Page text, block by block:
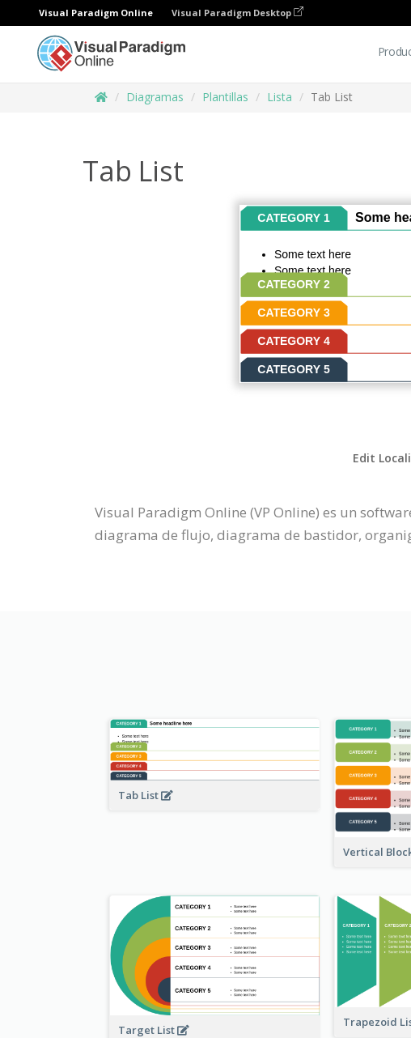
Visual Paradigm Online Visual Paradigm Desktop
Diagramas Plantillas Lista Tab List
Tab List
Edit
Visual Paradigm Online (VP Online) es un
diagrama de flujo, diagrama de bastidor,
Tab List
Vertical
Target List
Trapezoid